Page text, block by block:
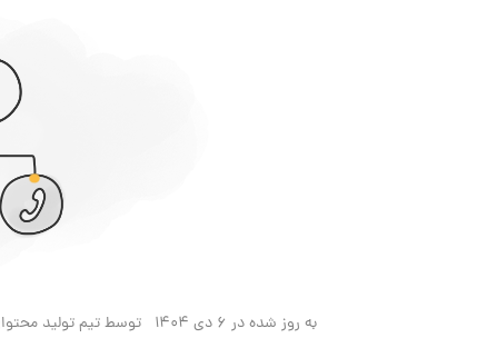
به روز شده در 6 دی 1404 توسط تیم تولید